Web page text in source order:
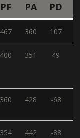
PF PA PD
467 360 107
400 351 49
360 428 -68
354 442 -88